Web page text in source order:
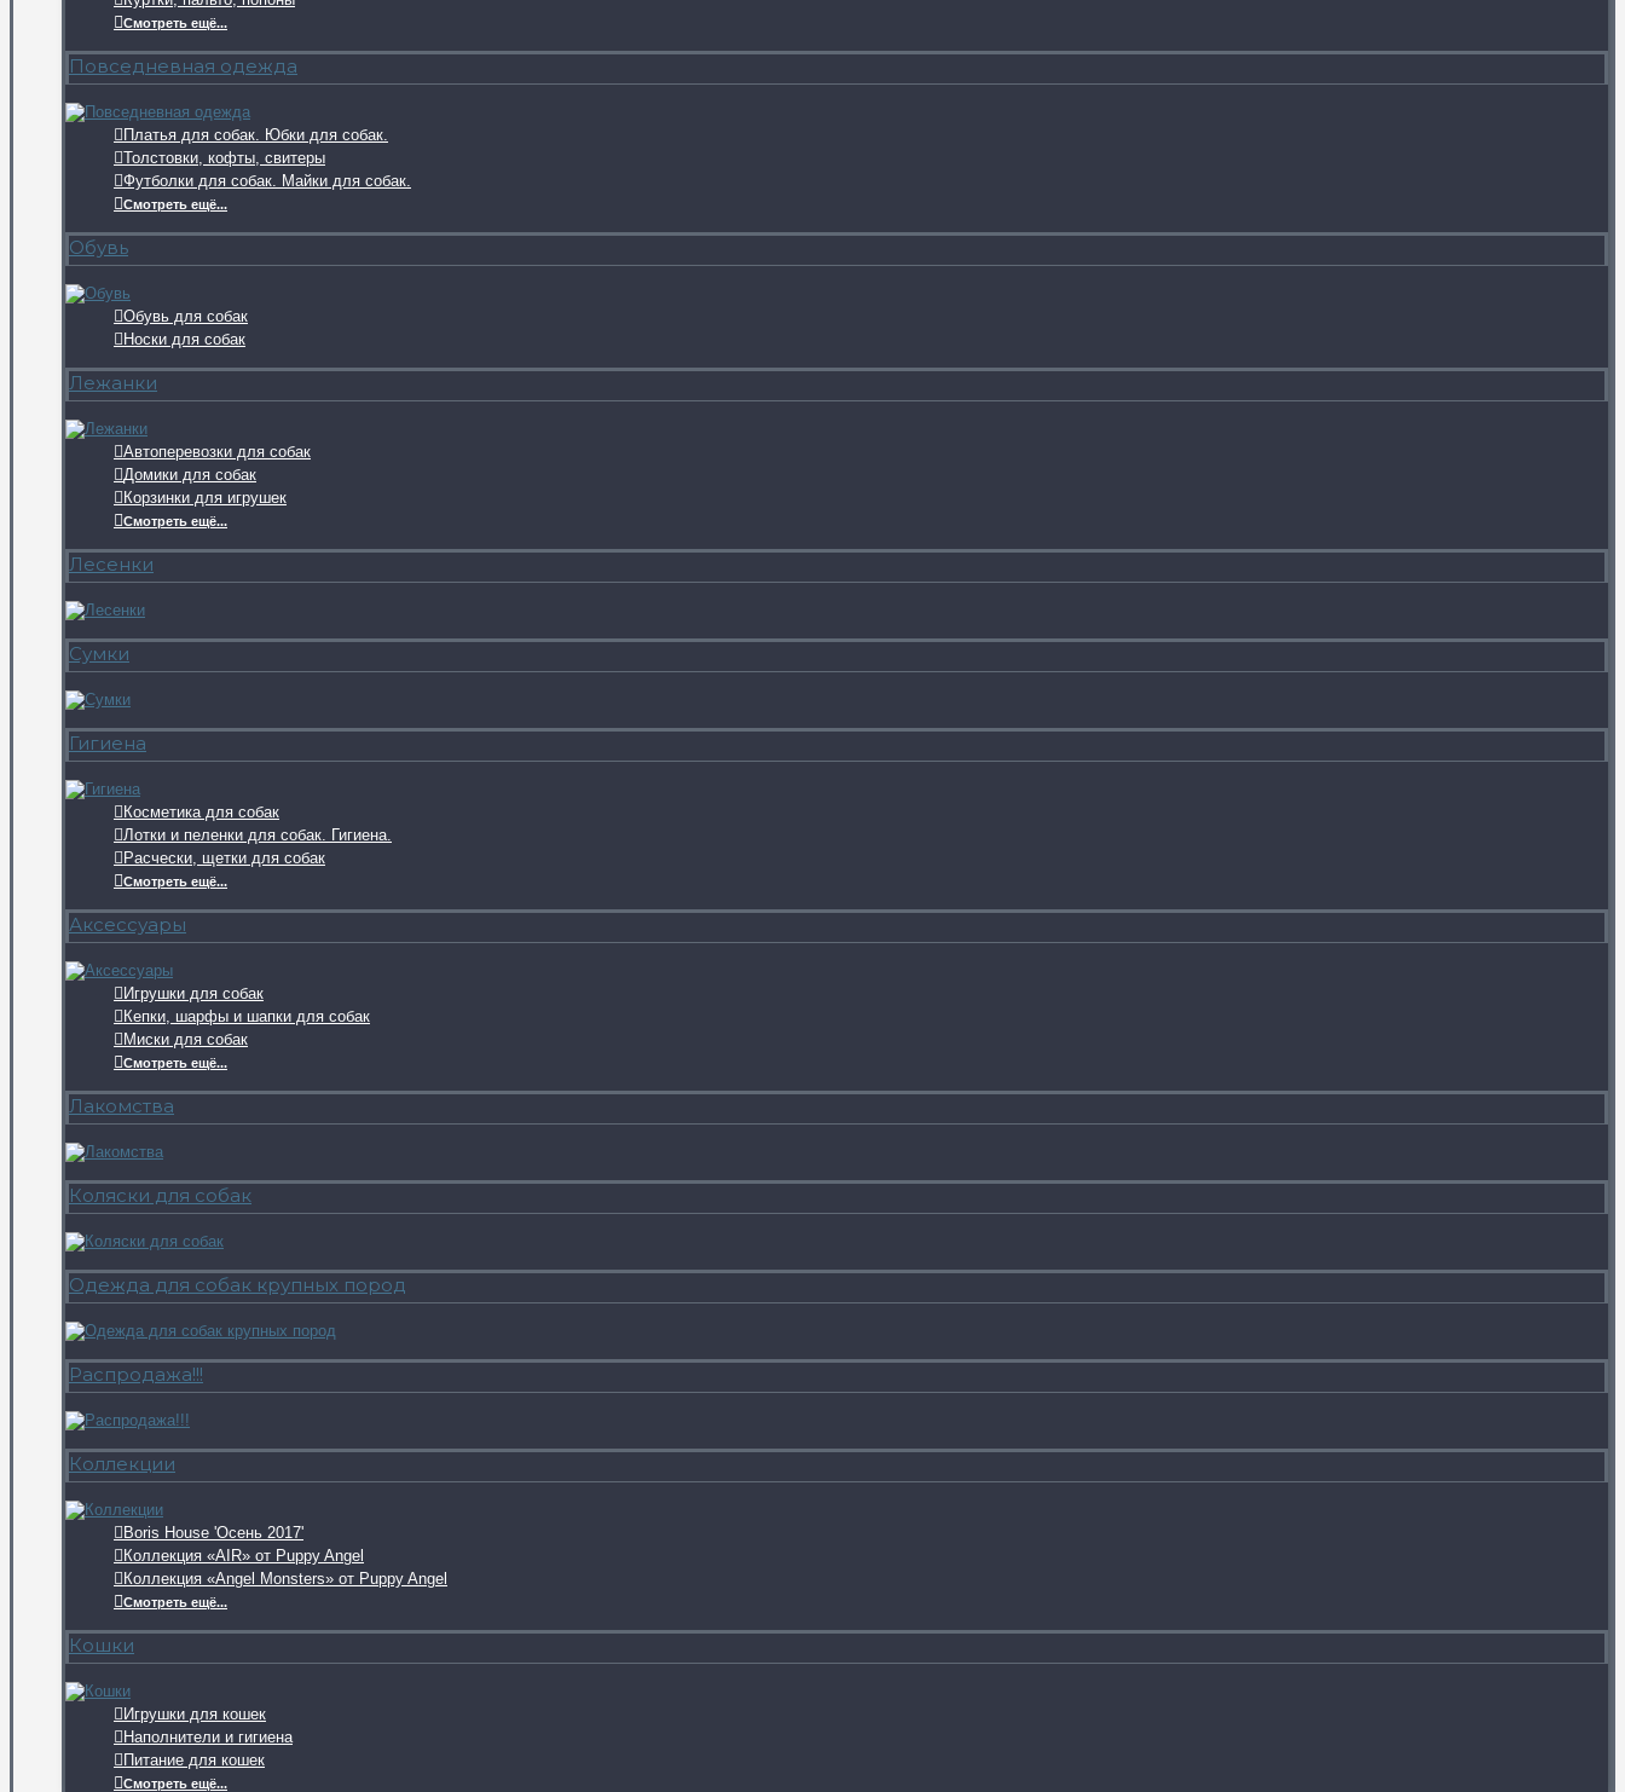
Смотреть ещё...
Повседневная одежда
Платья для собак. Юбки для собак.
Толстовки, кофты, свитеры
Футболки для собак. Майки для собак.
Смотреть ещё...
Обувь
Обувь для собак
Носки для собак
Лежанки
Автоперевозки для собак
Домики для собак
Корзинки для игрушек
Смотреть ещё...
Лесенки
Сумки
Гигиена
Косметика для собак
Лотки и пеленки для собак. Гигиена.
Расчески, щетки для собак
Смотреть ещё...
Аксессуары
Игрушки для собак
Кепки, шарфы и шапки для собак
Миски для собак
Смотреть ещё...
Лакомства
Коляски для собак
Одежда для собак крупных пород
Распродажа!!!
Коллекции
Boris House 'Осень 2017'
Коллекция «AIR» от Puppy Angel
Коллекция «Angel Monsters» от Puppy Angel
Смотреть ещё...
Кошки
Игрушки для кошек
Наполнители и гигиена
Питание для кошек
Смотреть ещё...